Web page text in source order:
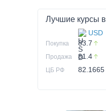
Лучшие курсы в
USD
Покупка 83.7
Продажа 81.4
ЦБ РФ 82.1665